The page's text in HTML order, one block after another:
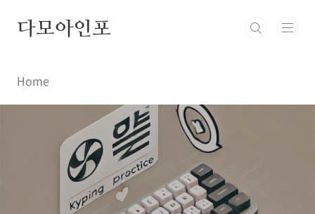
다모아인포
Home